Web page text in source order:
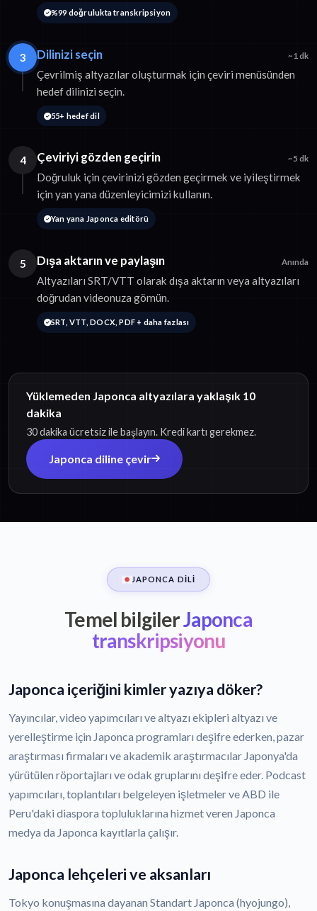
%99 doğrulukta transkripsiyon
3 Dilinizi seçin ~1 dk
Çevrilmiş altyazılar oluşturmak için çeviri menüsünden
hedef dilinizi seçin.
55+ hedef dil
4 Çeviriyi gözden geçirin ~5 dk
Doğruluk için çevirinizi gözden geçirmek ve iyileştirmek
için yan yana düzenleyicimizi kullanın.
Yan yana Japonca editörü
5 Dışa aktarın ve paylaşın Anında
Altyazıları SRT/VTT olarak dışa aktarın veya altyazıları
doğrudan videonuza gömün.
SRT, VTT, DOCX, PDF + daha fazlası
Yüklemeden Japonca altyazılara yaklaşık 10
dakika
30 dakika ücretsiz ile başlayın. Kredi kartı gerekmez.
Japonca diline çevir
JAPONCA DILI
Temel bilgilerJaponca
transkripsiyonu
Japonca içeriğini kimler yazıya döker?
Yayıncılar, video yapımcıları ve altyazı ekipleri altyazı ve
yerelleştirme için Japonca programları deşifre ederken, pazar
araştırması firmaları ve akademik araştırmacılar Japonya'da
yürütülen röportajları ve odak gruplarını deşifre eder. Podcast
yapımcıları, toplantıları belgeleyen işletmeler ve ABD ile
Peru'daki diaspora topluluklarına hizmet veren Japonca
medya da Japonca kayıtlarla çalışır.
Japonca lehçeleri ve aksanları
Tokyo konuşmasına dayanan Standart Japonca (hyojungo),